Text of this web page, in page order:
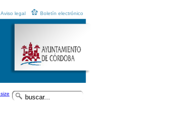
Boletín electrónico
Aviso legal